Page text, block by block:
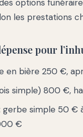
options
les prestations
pour
en bière 250 €,
simple) 800 €,
gerbe simple 50 €
€